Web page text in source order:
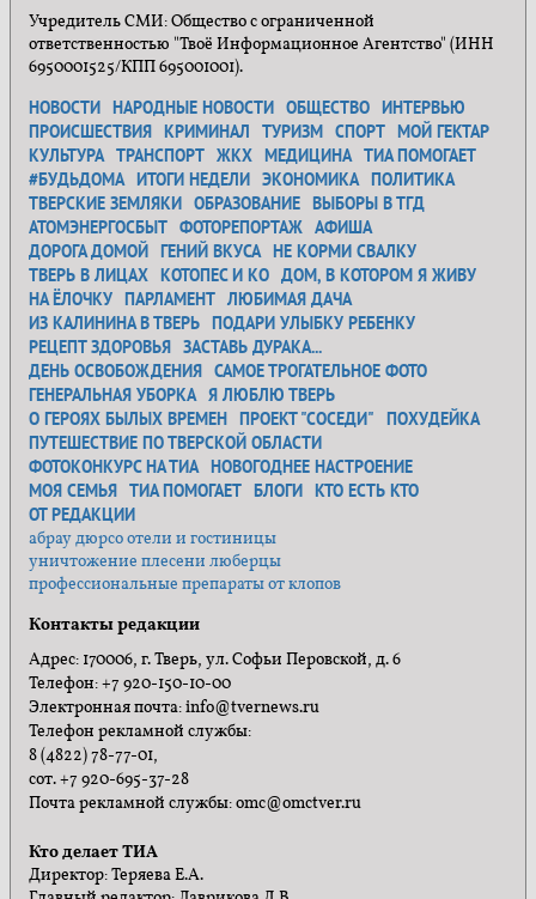
Учредитель СМИ: Общество с ограниченной
ответственностью "Твоё Информационное Агентство" (ИНН
6950001525/КПП 695001001).
НОВОСТИ НАРОДНЫЕ НОВОСТИ ОБЩЕСТВО ИНТЕРВЬЮ
ПРОИСШЕСТВИЯ КРИМИНАЛ ТУРИЗМ СПОРТ МОЙ ГЕКТАР
КУЛЬТУРА ТРАНСПОРТ ЖКХ МЕДИЦИНА ТИА ПОМОГАЕТ
#БУДЬДОМА ИТОГИ НЕДЕЛИ ЭКОНОМИКА ПОЛИТИКА
ТВЕРСКИЕ ЗЕМЛЯКИ ОБРАЗОВАНИЕ ВЫБОРЫ В ТГД
АТОМЭНЕРГОСБЫТ ФОТОРЕПОРТАЖ АФИША
ДОРОГА ДОМОЙ ГЕНИЙ ВКУСА НЕ КОРМИ СВАЛКУ
ТВЕРЬ В ЛИЦАХ КОТОПЕС И КО ДОМ, В КОТОРОМ Я ЖИВУ
НА ЁЛОЧКУ ПАРЛАМЕНТ ЛЮБИМАЯ ДАЧА
ИЗ КАЛИНИНА В ТВЕРЬ ПОДАРИ УЛЫБКУ РЕБЕНКУ
РЕЦЕПТ ЗДОРОВЬЯ ЗАСТАВЬ ДУРАКА...
ДЕНЬ ОСВОБОЖДЕНИЯ САМОЕ ТРОГАТЕЛЬНОЕ ФОТО
ГЕНЕРАЛЬНАЯ УБОРКА Я ЛЮБЛЮ ТВЕРЬ
О ГЕРОЯХ БЫЛЫХ ВРЕМЕН ПРОЕКТ "СОСЕДИ"
ПОХУДЕЙКА
ПУТЕШЕСТВИЕ ПО ТВЕРСКОЙ ОБЛАСТИ
ФОТОКОНКУРС НА ТИА НОВОГОДНЕЕ НАСТРОЕНИЕ
МОЯ СЕМЬЯ ТИА ПОМОГАЕТ БЛОГИ КТО ЕСТЬ КТО
ОТ РЕДАКЦИИ
абрау дюрсо отели и гостиницы
уничтожение плесени люберцы
профессиональные препараты от клопов
Контакты редакции
Адрес: 170006, г. Тверь, ул. Софьи Перовской, д. 6
Телефон: +7 920-150-10-00
Электронная почта: info@tvernews.ru
Телефон рекламной службы:
8 (4822) 78-77-01,
сот. +7 920-695-37-28
Почта рекламной службы: omc@omctver.ru
Кто делает ТИА
Директор: Теряева Е.А.